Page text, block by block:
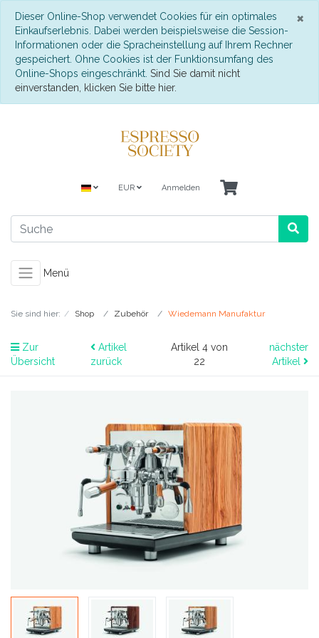
×
Dieser Online-Shop verwendet Cookies für ein optimales
Einkaufserlebnis. Dabei werden beispielsweise die Session-
Informationen oder die Spracheinstellung auf Ihrem Rechner
gespeichert. Ohne Cookies ist der Funktionsumfang des
Online-Shops eingeschränkt. Sind Sie damit nicht
einverstanden, klicken Sie bitte hier.
EUR Anmelden
Menü
Sie sind hier: Shop Zubehör Wiedemann Manufaktur
Zur
Übersicht
Artikel
zurück
Artikel 4 von
22
nächster
Artikel